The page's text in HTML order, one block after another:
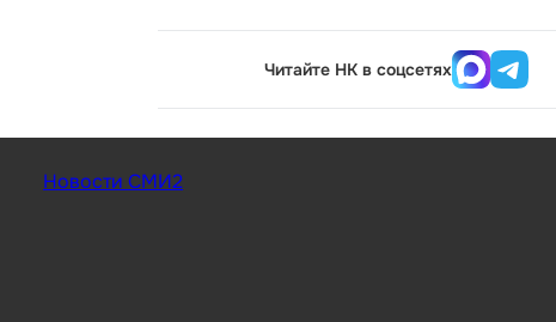
Читайте НК в соцсетях
Новости СМИ2